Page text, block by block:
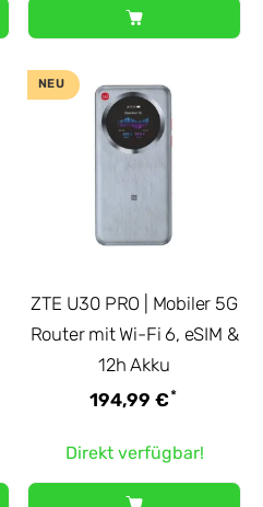
NEU
ZTE U30 PRO | Mobiler 5G
Router mit Wi-Fi 6, eSIM &
12h Akku
194,99 €*
Direkt verfügbar!